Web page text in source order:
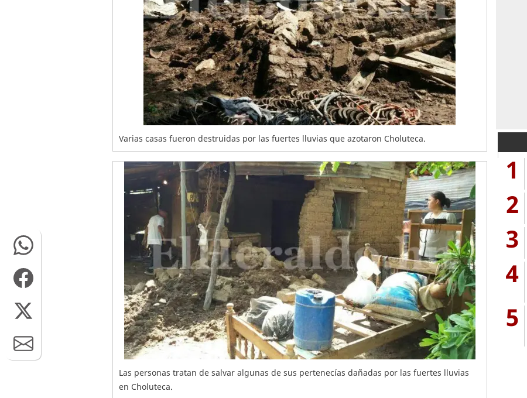
Varias casas fueron destruidas por las fuertes lluvias que azotaron Choluteca.
Las personas tratan de salvar algunas de sus pertenecías dañadas por las fuertes lluvias
en Choluteca.
1
2
3
4
5